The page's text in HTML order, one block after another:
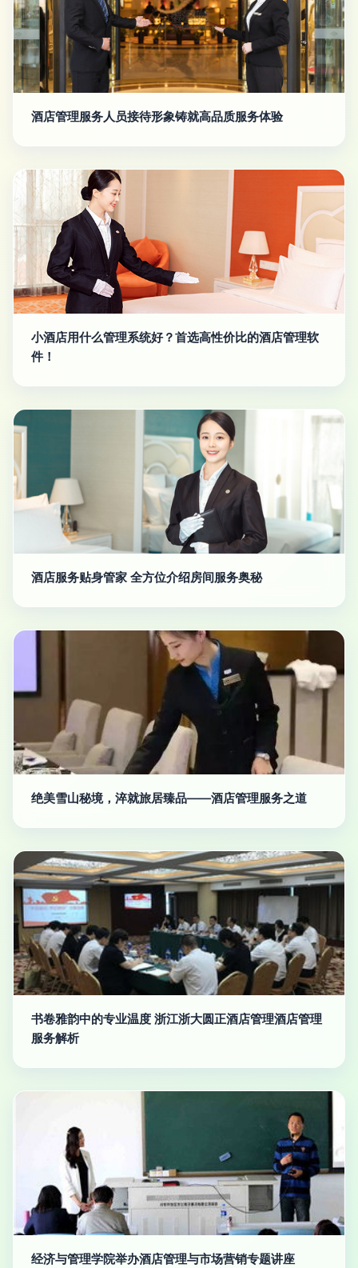
酒店管理服务人员接待形象铸就高品质服务体验
小酒店用什么管理系统好？首选高性价比的酒店管理软
件！
酒店服务贴身管家 全方位介绍房间服务奥秘
绝美雪山秘境，淬就旅居臻品——酒店管理服务之道
书卷雅韵中的专业温度 浙江浙大圆正酒店管理酒店管理
服务解析
经济与管理学院举办酒店管理与市场营销专题讲座